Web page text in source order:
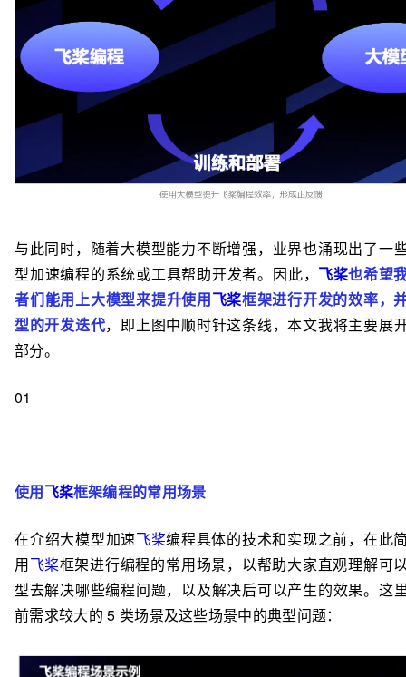
与此同时，随着大模型能力不断增强，业界也涌现出了一
型加速编程的系统或工具帮助开发者。因此， 飞桨也希望
者们能用上大模型来提升使用飞桨框架进行开发的效率，
型的开发迭代，即上图中顺时针这条线，本文我将主要展
部分。
01
使用飞桨框架编程的常用场景
在介绍大模型加速飞桨编程具体的技术和实现之前，在此
用飞桨框架进行编程的常用场景，以帮助大家直观理解可
型去解决哪些编程问题，以及解决后可以产生的效果。这
前需求较大的 5 类场景及这些场景中的典型问题：